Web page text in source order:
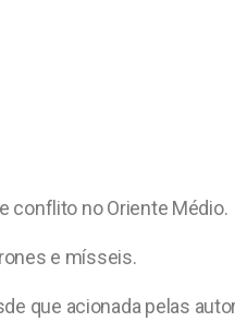
conflito no Oriente Médio.
e mísseis.
que acionada pelas